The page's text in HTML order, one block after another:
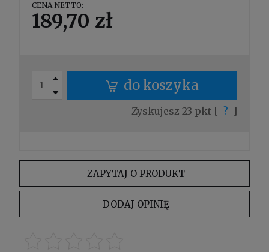
CENA NETTO:
189,70 zł
do koszyka
Zyskujesz 23 pkt [ ? ]
ZAPYTAJ O PRODUKT
DODAJ OPINIĘ